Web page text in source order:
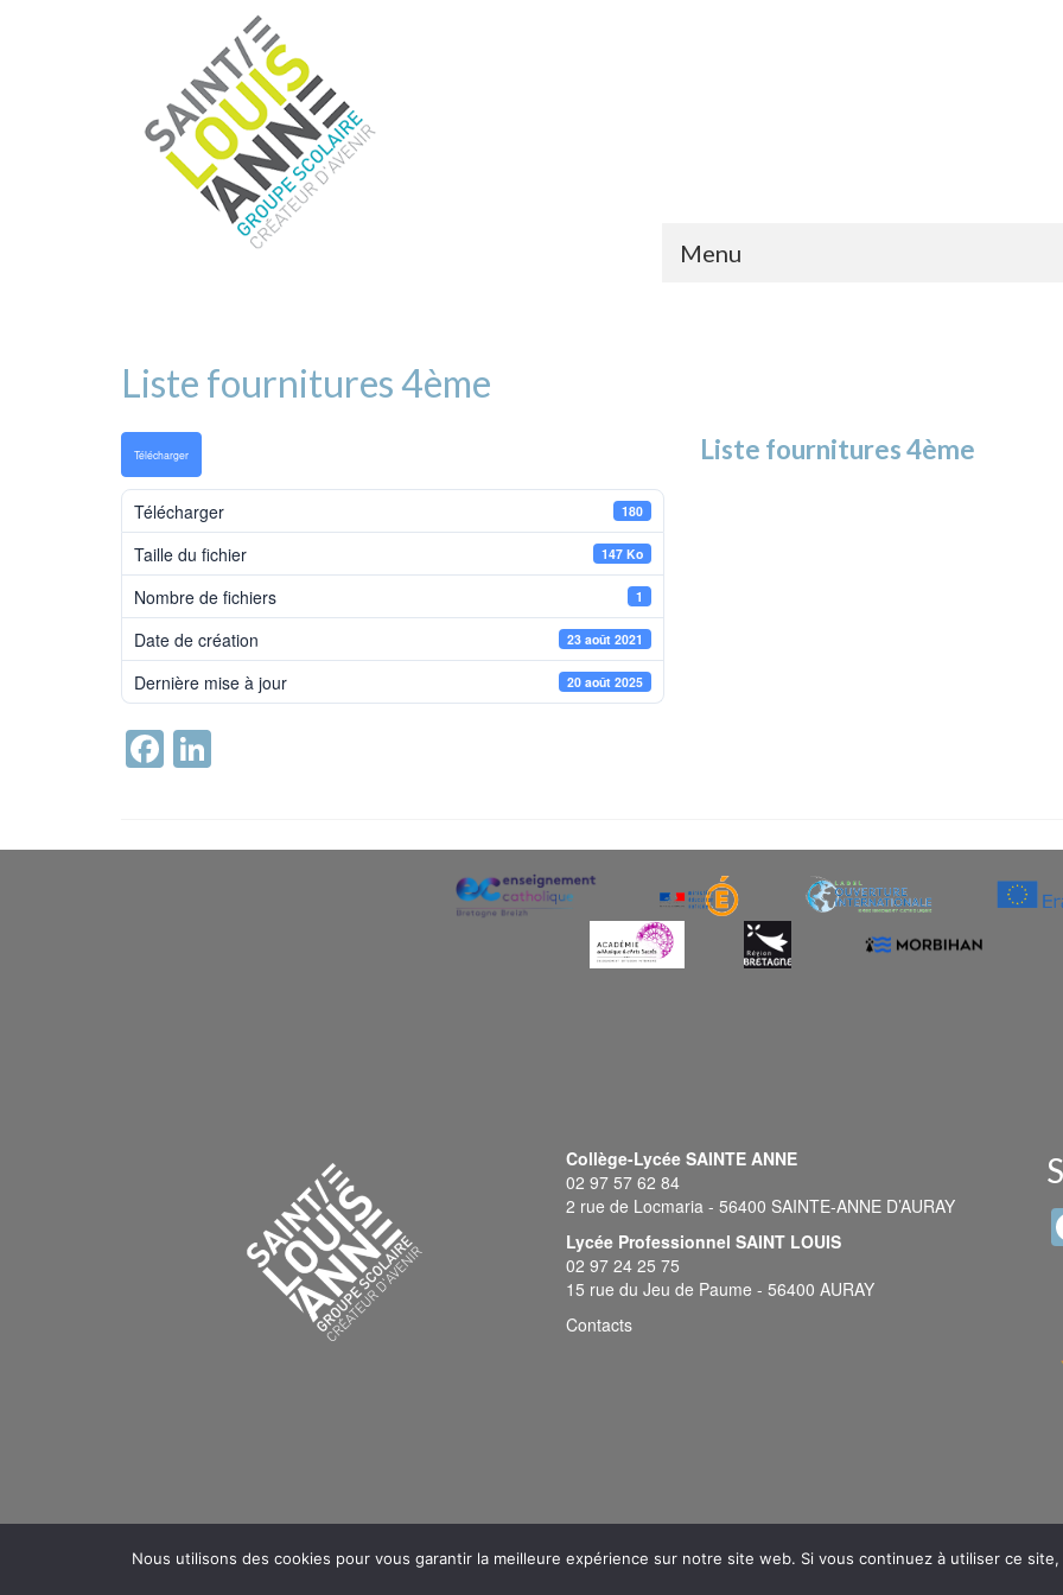
Menu
Liste fournitures 4ème
Télécharger
Télécharger 180
Taille du fichier 147 Ko
Nombre de fichiers 1
Date de création 23 août 2021
Dernière mise à jour 20 août 2025
Liste fournitures 4ème
Facebook
Collège-Lycée SAINTE ANNE
02 97 57 62 84
2 rue de Locmaria - 56400 SAINTE-ANNE D’AURAY
Lycée Professionnel SAINT LOUIS
02 97 24 25 75
15 rue du Jeu de Paume - 56400 AURAY
Contacts
© 2026 Sainte Anne - Saint Louis - Mentions légales-Plan du site
Nous utilisons des cookies pour vous garantir la meilleure expérience sur notre site web. Si vous continuez à utiliser ce